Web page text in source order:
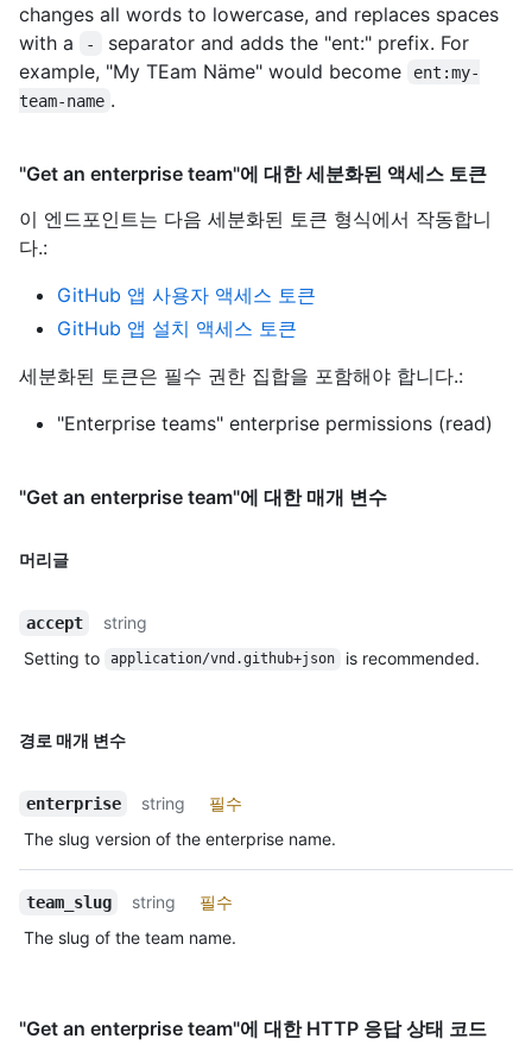
changes all words to lowercase, and replaces spaces
with a
-
separator and adds the "ent:" prefix. For
example, "My TEam Näme" would become
ent:my-
team-name .
"Get an enterprise team"에 대한 세분화된 액세스 토큰
이 엔드포인트는 다음 세분화된 토큰 형식에서 작동합니
다.:
GitHub 앱 사용자 액세스 토큰
GitHub 앱 설치 액세스 토큰
세분화된 토큰은 필수 권한 집합을 포함해야 합니다.:
"Enterprise teams" enterprise permissions (read)
"Get an enterprise team"에 대한 매개 변수
머리글
accept
string
Setting to
application/vnd.github+json is recommended.
경로 매개 변수
enterprise string
필수
The slug version of the enterprise name.
team_slug string
필수
The slug of the team name.
"Get an enterprise team"에 대한 HTTP 응답 상태 코드